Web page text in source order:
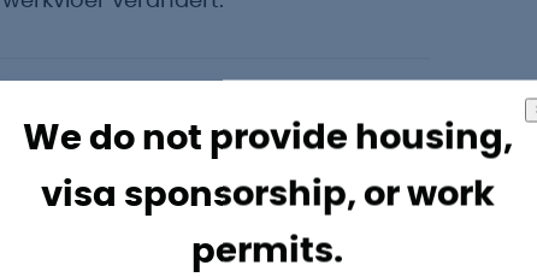
We do not provide housing,
visa sponsorship, or work
permits.
verwachten:
.